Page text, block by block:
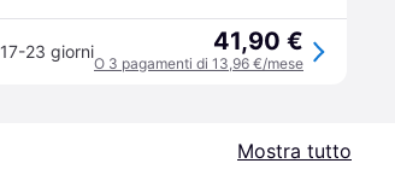
17-23 giorni 41,90 €
O 3 pagamenti di 13,96 €/mese
Mostra tutto